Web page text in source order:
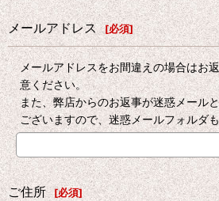
メールアドレス [必須]
メールアドレスをお間違えの場合はお
意ください。
また、弊店からのお返事が迷惑メール
ございますので、迷惑メールフォルダ
ご住所 [必須]